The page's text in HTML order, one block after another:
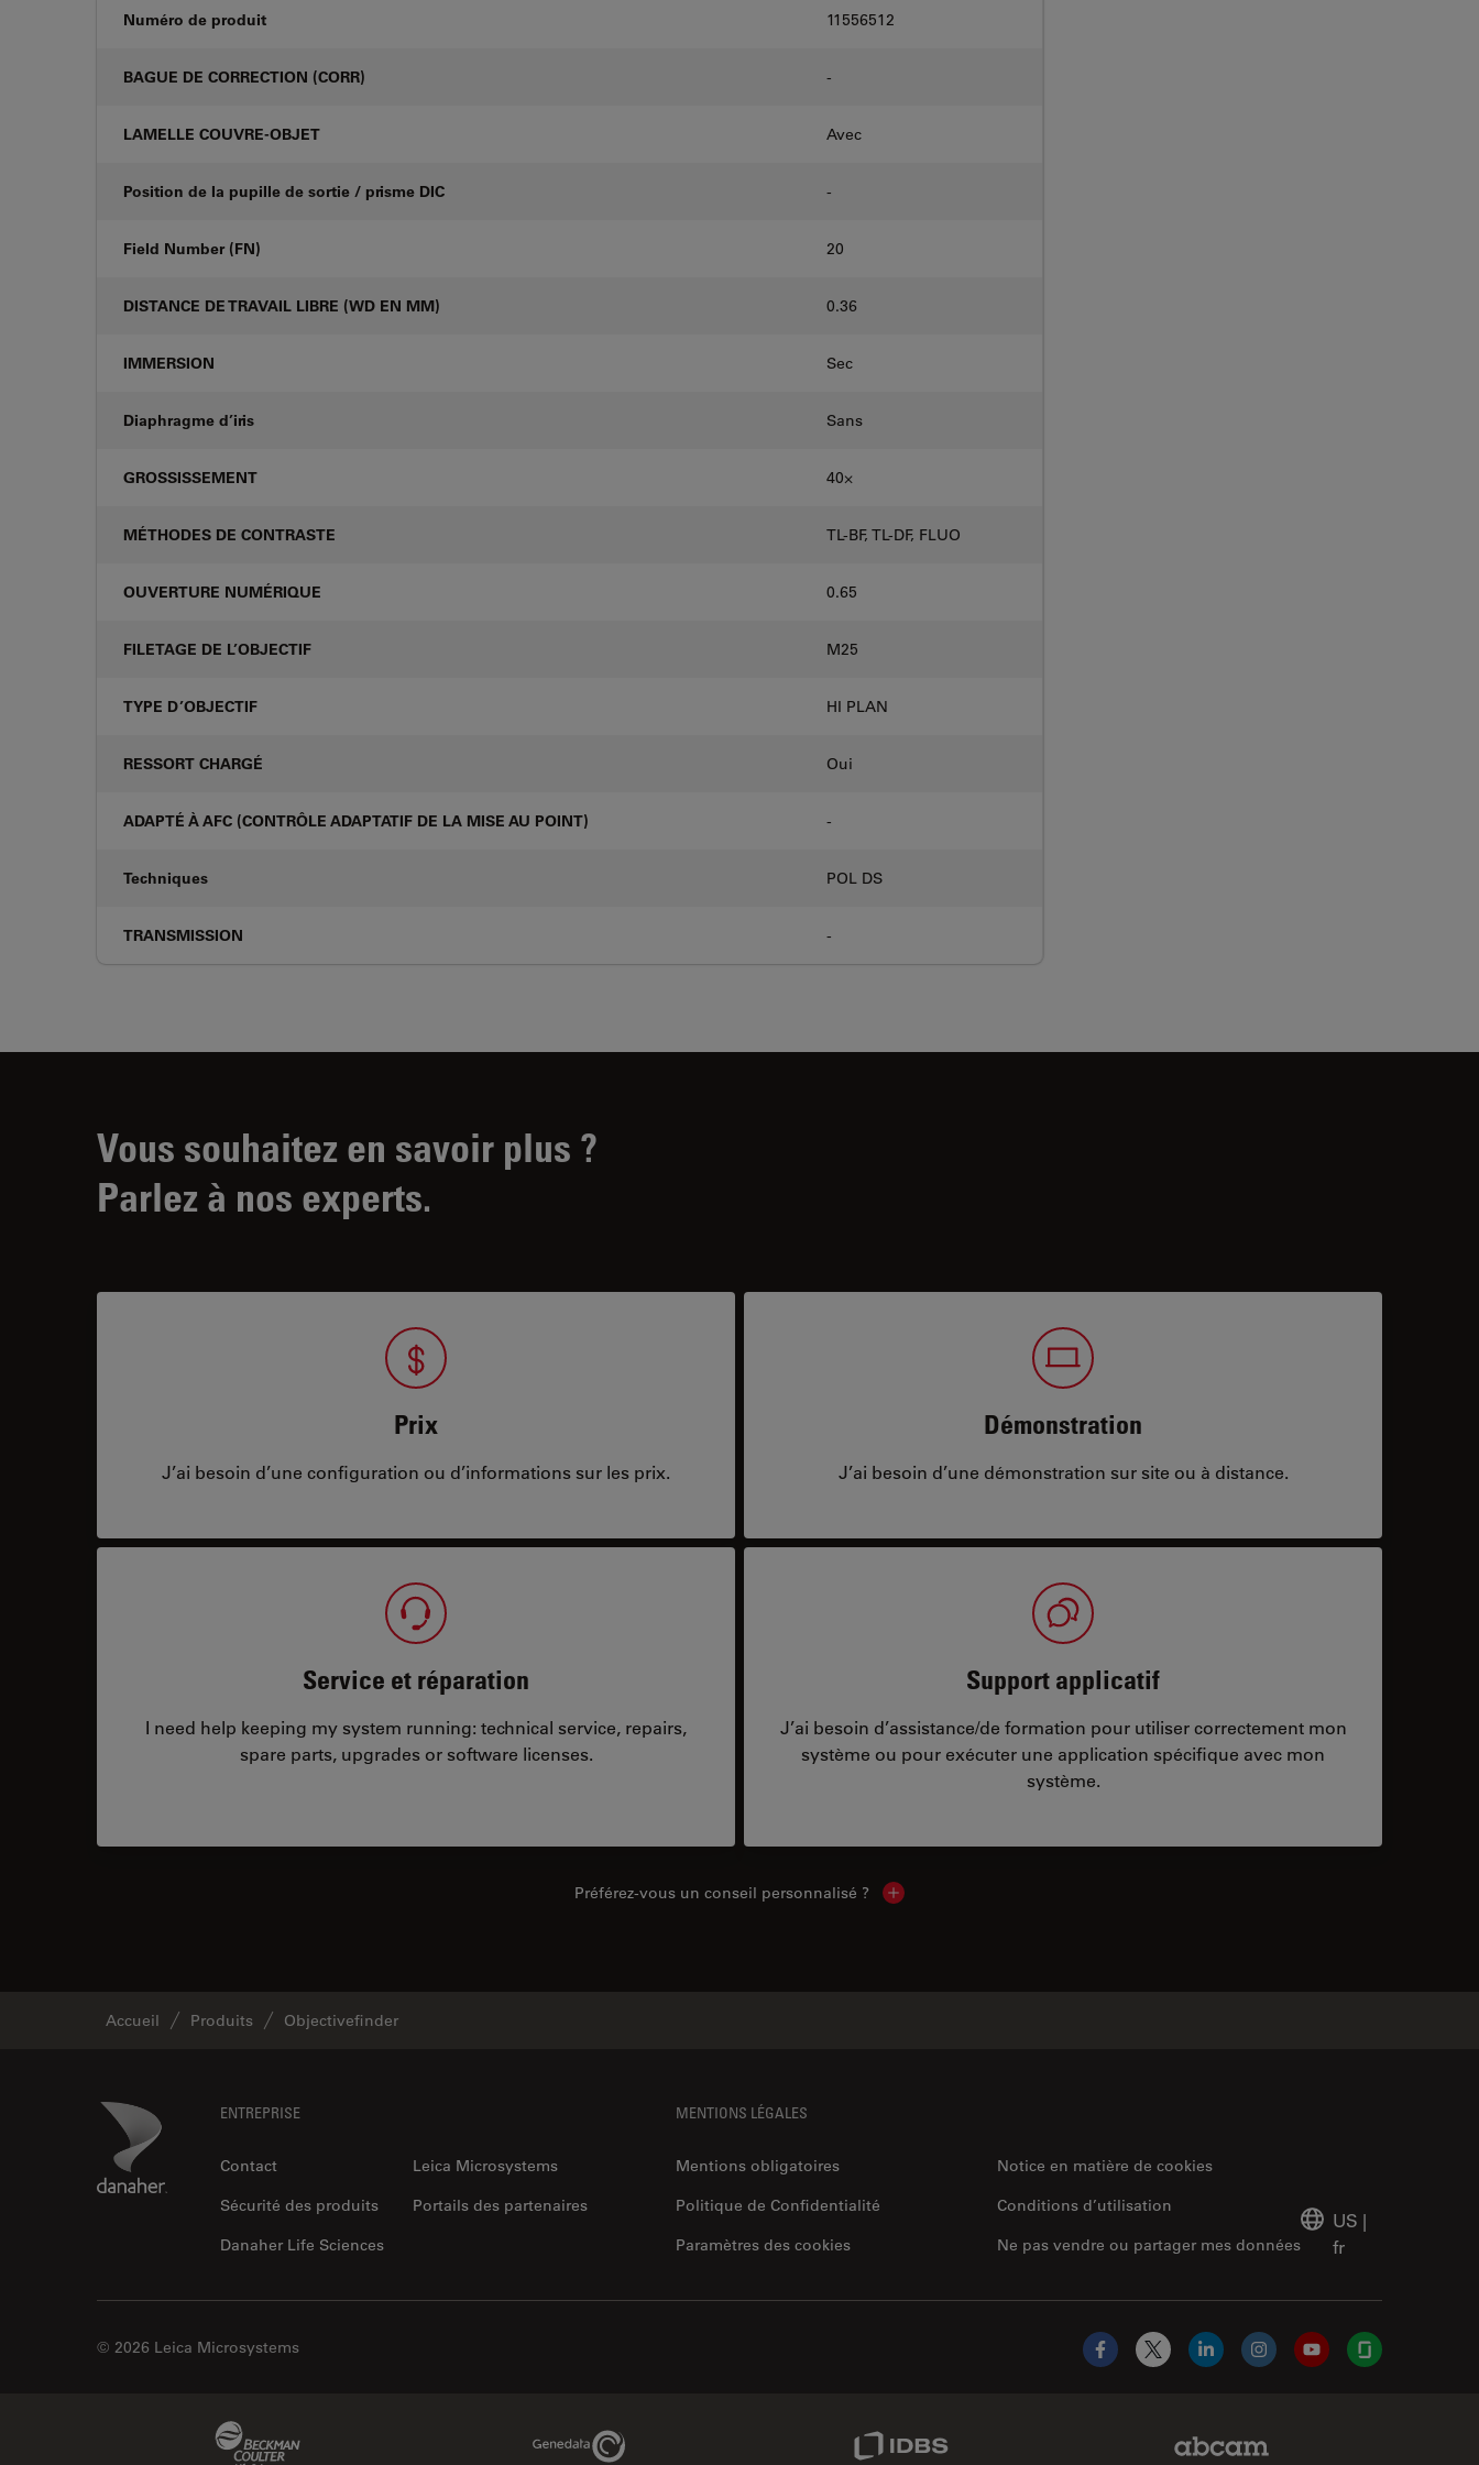
Numéro de produit 11556512
BAGUE DE CORRECTION (CORR) -
LAMELLE COUVRE-OBJET Avec
Position de la pupille de sortie / prisme DIC -
Field Number (FN) 20
DISTANCE DE TRAVAIL LIBRE (WD EN MM) 0.36
IMMERSION Sec
Diaphragme d’iris Sans
GROSSISSEMENT 40⨉
MÉTHODES DE CONTRASTE TL-BF, TL-DF, FLUO
OUVERTURE NUMÉRIQUE 0.65
FILETAGE DE L’OBJECTIF M25
TYPE D’OBJECTIF HI PLAN
RESSORT CHARGÉ Oui
ADAPTÉ À AFC (CONTRÔLE ADAPTATIF DE LA MISE AU POINT) -
Techniques POL DS
TRANSMISSION -
Vous souhaitez en savoir plus ?
Parlez à nos experts.
Prix
J’ai besoin d’une configuration ou d’informations sur les prix.
Démonstration
J’ai besoin d’une démonstration sur site ou à distance.
Service et réparation
I need help keeping my system running: technical service, repairs,
spare parts, upgrades or software licenses.
Support applicatif
J’ai besoin d’assistance/de formation pour utiliser correctement mon
système ou pour exécuter une application spécifique avec mon
système.
Préférez-vous un conseil personnalisé ? Show local contacts
Accueil Produits Objectivefinder
Danaher Logo ENTREPRISE
Contact
Leica Microsystems
Sécurité des produits
Portails des partenaires
Danaher Life Sciences
MENTIONS LÉGALES
Mentions obligatoires
Notice en matière de cookies
Politique de Confidentialité
Ne pas vendre ou partager mes données
Conditions d’utilisation
Paramètres des cookies
US |
fr
© 2026 Leica Microsystems
Facebook
X LinkedInInstagramYouTubeGlassdoor
Genedata Link